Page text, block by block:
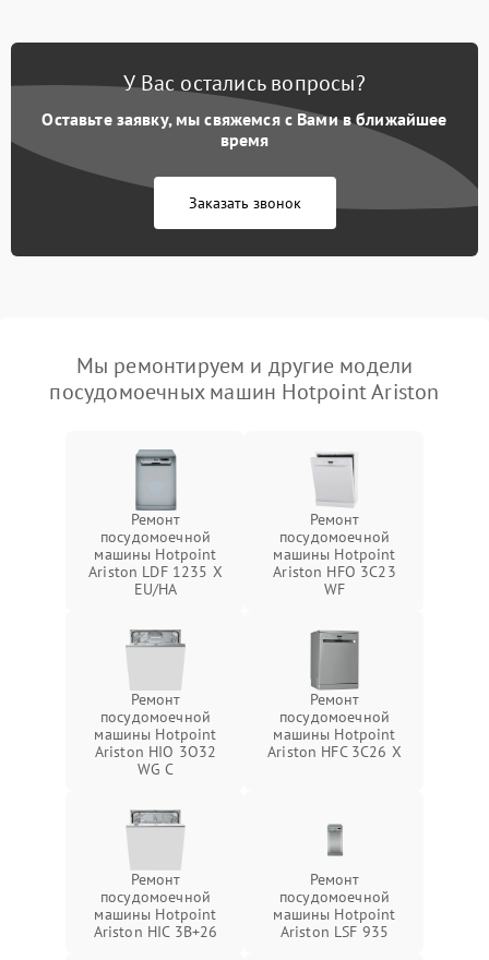
У Вас остались вопросы?
Оставьте заявку, мы свяжемся с Вами в ближайшее
время
Заказать звонок
Мы ремонтируем и другие модели
посудомоечных машин Hotpoint Ariston
Ремонт
посудомоечной
машины Hotpoint
Ariston LDF 1235 X
EU/HA
Ремонт
посудомоечной
машины Hotpoint
Ariston HFO 3C23
WF
Ремонт
посудомоечной
машины Hotpoint
Ariston HIO 3O32
WG C
Ремонт
посудомоечной
машины Hotpoint
Ariston HFC 3C26 X
Ремонт
посудомоечной
машины Hotpoint
Ariston HIC 3B+26
Ремонт
посудомоечной
машины Hotpoint
Ariston LSF 935